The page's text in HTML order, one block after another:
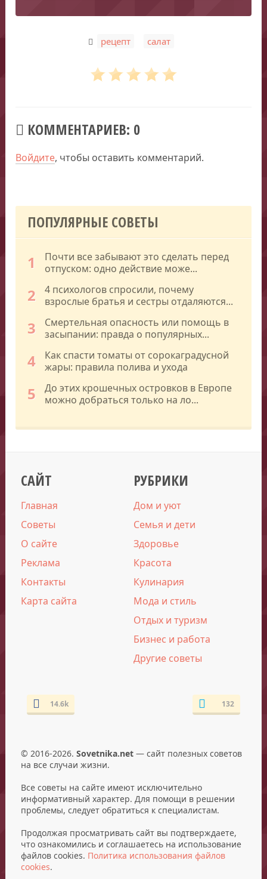
рецепт салат
КОММЕНТАРИЕВ: 0
Войдите, чтобы оставить комментарий.
ПОПУЛЯРНЫЕ СОВЕТЫ
1
Почти все забывают это сделать перед
отпуском: одно действие може...
2
4 психологов спросили, почему
взрослые братья и сестры отдаляются...
3
Смертельная опасность или помощь в
засыпании: правда о популярных...
4
Как спасти томаты от сорокаградусной
жары: правила полива и ухода
5
До этих крошечных островков в Европе
можно добраться только на ло...
САЙТ
Главная
Советы
О сайте
Реклама
Контакты
Карта сайта
РУБРИКИ
Дом и уют
Семья и дети
Здоровье
Красота
Кулинария
Мода и стиль
Отдых и туризм
Бизнес и работа
Другие советы
14.6k 132
© 2016-2026. Sovetnika.net— сайт полезных советов
на все случаи жизни.
Все советы на сайте имеют исключительно
информативный характер. Для помощи в решении
проблемы, следует обратиться к специалистам.
Продолжая просматривать сайт вы подтверждаете,
что ознакомились и соглашаетесь на использование
файлов cookies. Политика использования файлов
cookies.